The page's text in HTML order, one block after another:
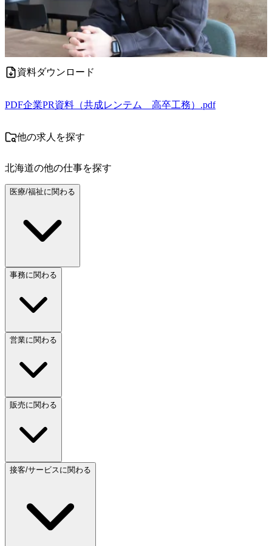
資料ダウンロード
PDF企業PR資料（共成レンテム＿高卒工務）.pdf
他の求人を探す
北海道の他の仕事を探す
医療/福祉に関わる
事務に関わる
営業に関わる
販売に関わる
接客/サービスに関わる